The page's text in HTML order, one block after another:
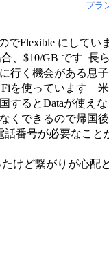
プラ
でFlexible にしてい
、$10/GB です 長
行く機会がある息
Fiを使っています
するとDataが使え
くできるので帰国
番号が必要なこと
けど繋がりが心配